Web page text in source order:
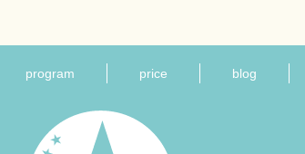
program price blog